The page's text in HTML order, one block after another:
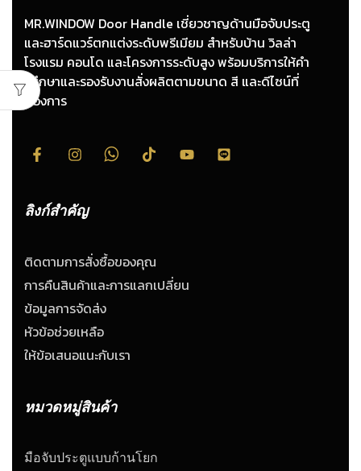
MR.WINDOW Door Handle เชี่ยวชาญด้านมือจับประตู
และฮาร์ดแวร์ตกแต่งระดับพรีเมียม สำหรับบ้าน วิลล่า
โรงแรม คอนโด และโครงการระดับสูง พร้อมบริการให้คำ
ปรึกษาและรองรับงานสั่งผลิตตามขนาด สี และดีไซน์ที่
ต้องการ
ลิงก์สำคัญ
ติดตามการสั่งซื้อของคุณ
การคืนสินค้าและการแลกเปลี่ยน
ข้อมูลการจัดส่ง
หัวข้อช่วยเหลือ
ให้ข้อเสนอแนะกับเรา
หมวดหมู่สินค้า
มือจับประตูแบบก้านโยก